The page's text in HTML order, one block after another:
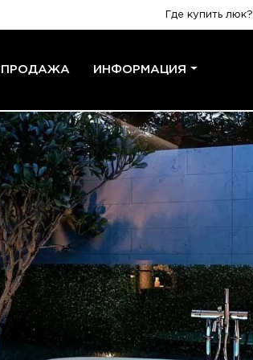
Где купить люк?
ИНФОРМАЦИЯ